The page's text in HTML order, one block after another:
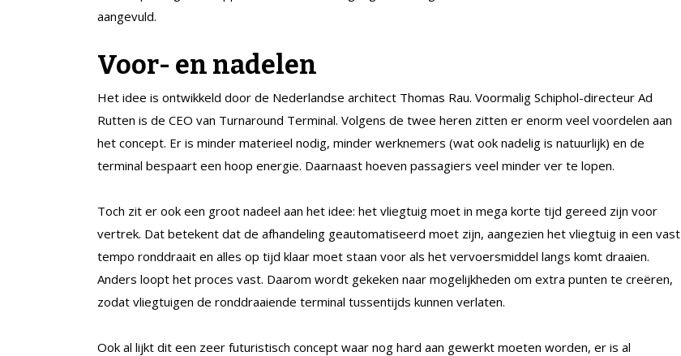
aangevuld.
Voor- en nadelen
Het idee is ontwikkeld door de Nederlandse architect Thomas Rau. Voormalig Schiphol-directeur Ad
Rutten is de CEO van Turnaround Terminal. Volgens de twee heren zitten er enorm veel voordelen aan
het concept. Er is minder materieel nodig, minder werknemers (wat ook nadelig is natuurlijk) en de
terminal bespaart een hoop energie. Daarnaast hoeven passagiers veel minder ver te lopen.
Toch zit er ook een groot nadeel aan het idee: het vliegtuig moet in mega korte tijd gereed zijn voor
vertrek. Dat betekent dat de afhandeling geautomatiseerd moet zijn, aangezien het vliegtuig in een vast
tempo ronddraait en alles op tijd klaar moet staan voor als het vervoersmiddel langs komt draaien.
Anders loopt het proces vast. Daarom wordt gekeken naar mogelijkheden om extra punten te creëren,
zodat vliegtuigen de ronddraaiende terminal tussentijds kunnen verlaten.
Ook al lijkt dit een zeer futuristisch concept waar nog hard aan gewerkt moeten worden, er is al